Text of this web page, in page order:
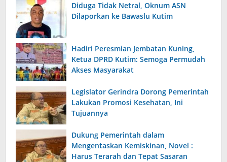
Diduga Tidak Netral, Oknum ASN
Dilaporkan ke Bawaslu Kutim
Hadiri Peresmian Jembatan Kuning,
Ketua DPRD Kutim: Semoga Permudah
Akses Masyarakat
Legislator Gerindra Dorong Pemerintah
Lakukan Promosi Kesehatan, Ini
Tujuannya
Dukung Pemerintah dalam
Mengentaskan Kemiskinan, Novel :
Harus Terarah dan Tepat Sasaran